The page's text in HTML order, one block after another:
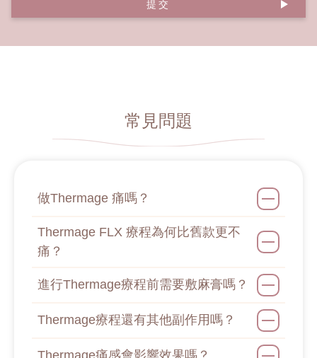
提交
常見問題
做Thermage 痛嗎？
Thermage FLX 療程為何比舊款更不
痛？
進行Thermage療程前需要敷麻膏嗎？
Thermage療程還有其他副作用嗎？